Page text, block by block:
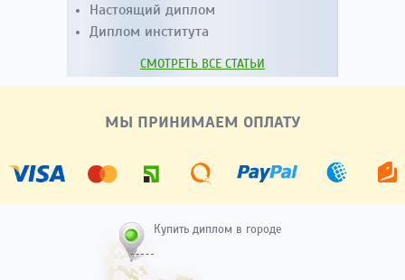
Настоящий диплом
Диплом института
СМОТРЕТЬ ВСЕ СТАТЬИ
МЫ ПРИНИМАЕМ ОПЛАТУ
Купить диплом в городе